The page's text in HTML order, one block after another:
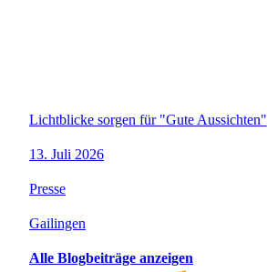
Lichtblicke sorgen für "Gute Aussichten"
13. Juli 2026
Presse
Gailingen
Alle Blogbeiträge anzeigen